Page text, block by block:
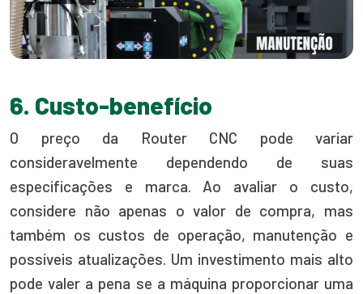
6. Custo-benefício
O preço da Router CNC pode variar
consideravelmente dependendo de suas
especificações e marca. Ao avaliar o custo,
considere não apenas o valor de compra, mas
também os custos de operação, manutenção e
possíveis atualizações. Um investimento mais alto
pode valer a pena se a máquina proporcionar uma